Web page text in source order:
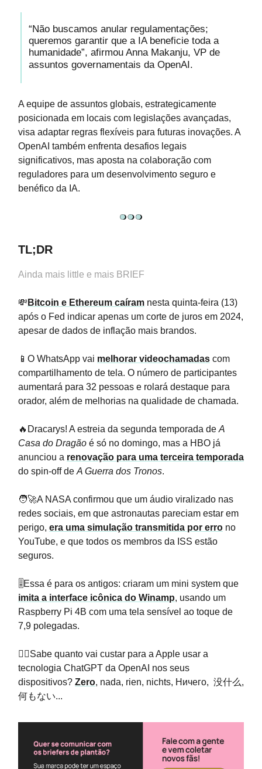
“Não buscamos anular regulamentações;
queremos garantir que a IA beneficie toda a
humanidade”, afirmou Anna Makanju, VP de
assuntos governamentais da OpenAI.
A equipe de assuntos globais, estrategicamente
posicionada em locais com legislações avançadas,
visa adaptar regras flexíveis para futuras inovações. A
OpenAI também enfrenta desafios legais
significativos, mas aposta na colaboração com
reguladores para um desenvolvimento seguro e
benéfico da IA.
TL;DR
Ainda mais little e mais BRIEF
💸 Bitcoin e Ethereum caíram nesta quinta-feira (13)
após o Fed indicar apenas um corte de juros em 2024,
apesar de dados de inflação mais brandos.
📱O WhatsApp vai melhorar videochamadas com
compartilhamento de tela. O número de participantes
aumentará para 32 pessoas e rolará destaque para
orador, além de melhorias na qualidade de chamada.
🔥Dracarys! A estreia da segunda temporada deA
Casa do Dragão é só no domingo, mas a HBO já
anunciou a renovação para uma terceira temporada
do spin-off deA Guerra dos Tronos.
🧑‍🚀A NASA confirmou que um áudio viralizado nas
redes sociais, em que astronautas pareciam estar em
perigo, era uma simulação transmitida por erro no
YouTube, e que todos os membros da ISS estão
seguros.
🎚️Essa é para os antigos: criaram um mini system que
imita a interface icônica do Winamp, usando um
Raspberry Pi 4B com uma tela sensível ao toque de
7,9 polegadas.
🤷‍♀️Sabe quanto vai custar para a Apple usar a
tecnologia ChatGPT da OpenAI nos seus
dispositivos? Zero, nada, rien, nichts, Ничего, 没什么,
何もない...